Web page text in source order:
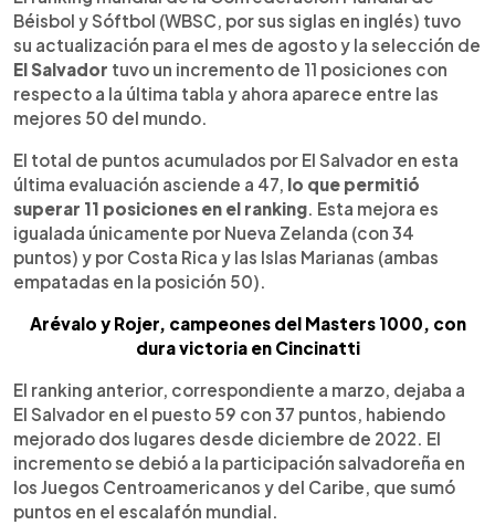
Béisbol y Sóftbol (WBSC, por sus siglas en inglés) tuvo
su actualización para el mes de agosto y la selección de
El Salvador tuvo un incremento de 11 posiciones con
respecto a la última tabla y ahora aparece entre las
mejores 50 del mundo.
El total de puntos acumulados por El Salvador en esta
última evaluación asciende a 47, lo que permitió
superar 11 posiciones en el ranking. Esta mejora es
igualada únicamente por Nueva Zelanda (con 34
puntos) y por Costa Rica y las Islas Marianas (ambas
empatadas en la posición 50).
Arévalo y Rojer, campeones del Masters 1000, con
dura victoria en Cincinatti
El ranking anterior, correspondiente a marzo, dejaba a
El Salvador en el puesto 59 con 37 puntos, habiendo
mejorado dos lugares desde diciembre de 2022. El
incremento se debió a la participación salvadoreña en
los Juegos Centroamericanos y del Caribe, que sumó
puntos en el escalafón mundial.